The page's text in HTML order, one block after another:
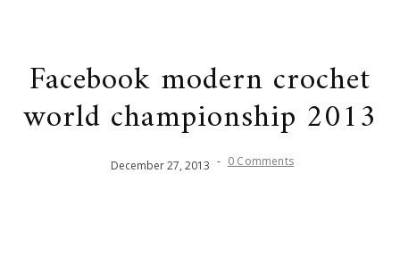
Facebook modern crochet
world championship 2013
December27, 2013 - 0 Comments